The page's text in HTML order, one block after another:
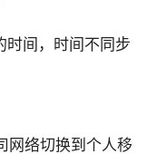
时间，时间不同步
网络切换到个人移